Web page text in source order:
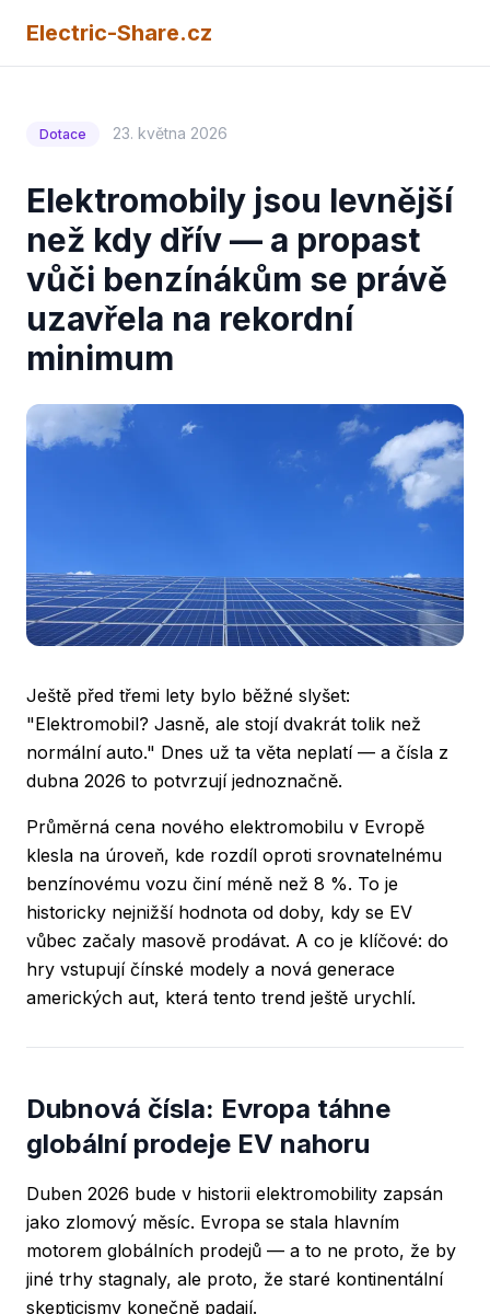
Electric-Share.cz
Dotace 23. května 2026
Elektromobily jsou levnější
než kdy dřív — a propast
vůči benzínákům se právě
uzavřela na rekordní
minimum
Ještě před třemi lety bylo běžné slyšet:
"Elektromobil? Jasně, ale stojí dvakrát tolik než
normální auto." Dnes už ta věta neplatí — a čísla z
dubna 2026 to potvrzují jednoznačně.
Průměrná cena nového elektromobilu v Evropě
klesla na úroveň, kde rozdíl oproti srovnatelnému
benzínovému vozu činí méně než 8 %. To je
historicky nejnižší hodnota od doby, kdy se EV
vůbec začaly masově prodávat. A co je klíčové: do
hry vstupují čínské modely a nová generace
amerických aut, která tento trend ještě urychlí.
Dubnová čísla: Evropa táhne
globální prodeje EV nahoru
Duben 2026 bude v historii elektromobility zapsán
jako zlomový měsíc. Evropa se stala hlavním
motorem globálních prodejů — a to ne proto, že by
jiné trhy stagnaly, ale proto, že staré kontinentální
skepticismy konečně padají.